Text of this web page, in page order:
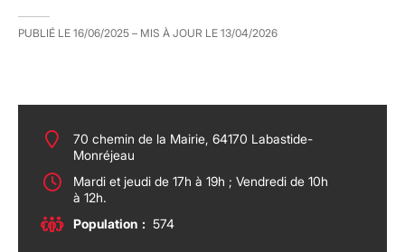
PUBLIÉ LE 16/06/2025 – MIS À JOUR LE 13/04/2026
70 chemin de la Mairie, 64170 Labastide-
Monréjeau
Mardi et jeudi de 17h à 19h ; Vendredi de 10h
à 12h.
Population : 574